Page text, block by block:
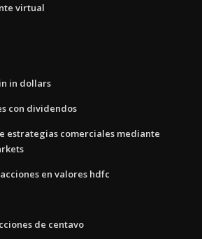
virtual
in dollars
con dividendos
estrategias comerciales mediante
en valores hdfc
de centavo